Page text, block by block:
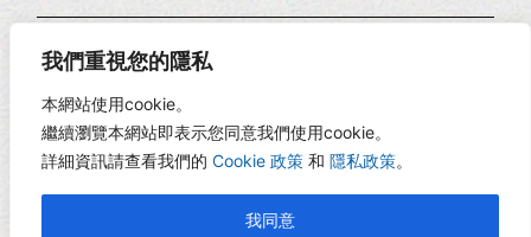
我們重視您的隱私
本網站使用cookie。
繼續瀏覽本網站即表示您同意我們使用cookie。
詳細資訊請查看我們的 Cookie 政策 和 隱私政策。
我同意
235 新北市中和區中正路880號17樓
17F., No. 880, Zhongzheng Rd., Zhonghe Dist., New Taipei
City, Taiwan
Copyright © 2026 佳醫健康 | 網頁設計 -RiseCreatives 展躍